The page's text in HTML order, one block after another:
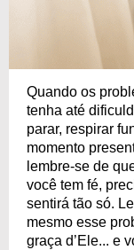
Quando os
tenha até
parar, respirar
momento
lembre-se de
você tem fé,
sentirá tão só.
mesmo esse
graça d’Ele... e